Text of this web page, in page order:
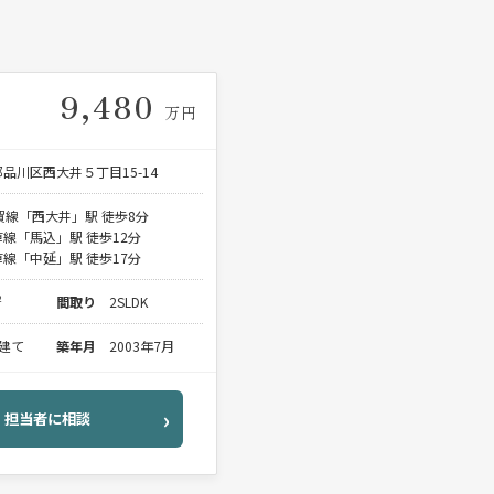
9,480 万円
川区西大井５丁目15-14
線「西大井」駅 徒歩8分
「馬込」駅 徒歩12分
「中延」駅 徒歩17分
間取り 2SLDK
て 築年月 2003年7月
担当者に相談